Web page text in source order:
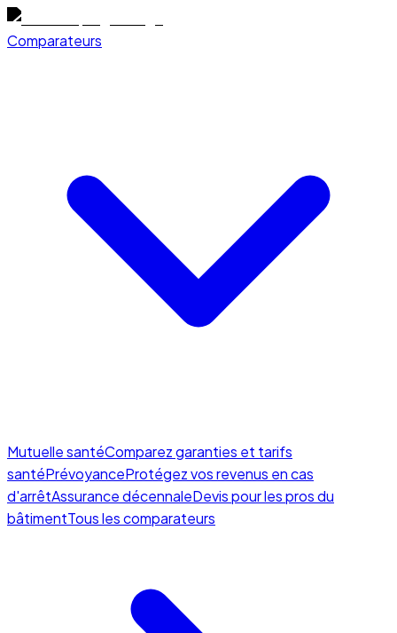
Comparateurs
Mutuelle santéComparez garanties et tarifs
santéPrévoyanceProtégez vos revenus en cas
d'arrêtAssurance décennaleDevis pour les pros du
bâtimentTous les comparateurs